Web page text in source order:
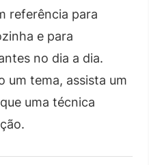
referência para
e para
no dia a dia.
um tema, assista um
uma técnica